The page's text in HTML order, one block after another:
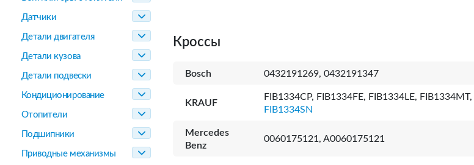
Датчики
Детали двигателя
Детали кузова
Детали подвески
Кондиционирование
Отопители
Подшипники
Приводные механизмы
Кроссы
Bosch 0432191269, 0432191347
KRAUF
FIB1334CP, FIB1334FE, FIB1334LE, FIB1334MT,
FIB1334SN
Mercedes
Benz
0060175121, A0060175121